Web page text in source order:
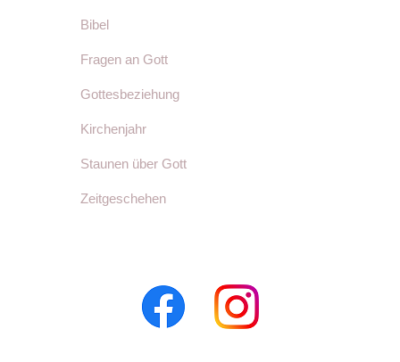
Bibel
Fragen an Gott
Gottesbeziehung
Kirchenjahr
Staunen über Gott
Zeitgeschehen